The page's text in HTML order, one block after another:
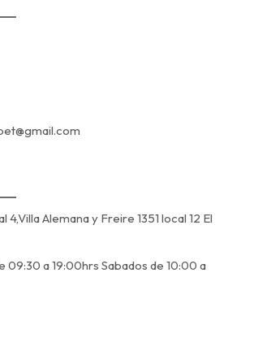
4,Villa Alemana y Freire 1351 local 12 El
09:30 a 19:00hrs Sabados de 10:00 a